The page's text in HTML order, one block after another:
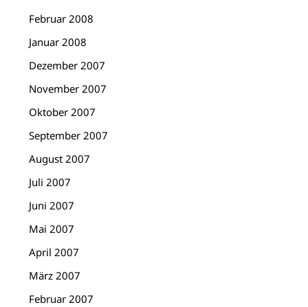
Februar 2008
Januar 2008
Dezember 2007
November 2007
Oktober 2007
September 2007
August 2007
Juli 2007
Juni 2007
Mai 2007
April 2007
März 2007
Februar 2007